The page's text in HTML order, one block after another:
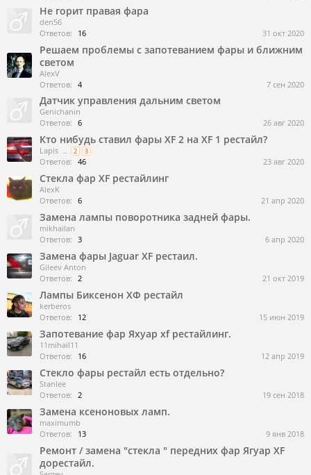
Не горит правая фара
den56
Ответов:
16 31 окт 2020
Решаем проблемы с запотеванием фары и ближним
светом
AlexV
Ответов: 4 7 сен 2020
Датчик управления дальним светом
Genichanin
Ответов: 6 26 авг 2020
Кто нибудь ставил фары XF 2 на XF 1 рестайл?
Lapis ... 2 3
Ответов: 46 23 авг 2020
Стекла фар XF рестайлинг
AlexK
Ответов: 6 21 апр 2020
Замена лампы поворотника задней фары.
mikhailan
Ответов: 3 6 апр 2020
Замена фары Jaguar XF рестаил.
Gileev Anton
Ответов: 2 21 окт 2019
Лампы Биксенон ХФ рестайл
kerberos
Ответов:
12 15 июн 2019
Запотевание фар Яхуар xf рестайлинг.
11mihail11
Ответов:
16 12 апр 2019
Стекло фары рестайл есть отдельно?
Stanlee
Ответов: 2 19 сен 2018
Замена ксеноновых ламп.
maximumb
Ответов:
13 9 янв 2018
Ремонт / замена "стекла " передних фар Ягуар XF
дорестайл.